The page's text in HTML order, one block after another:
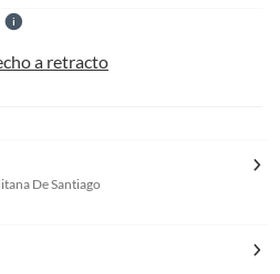
a retracto
De Santiago